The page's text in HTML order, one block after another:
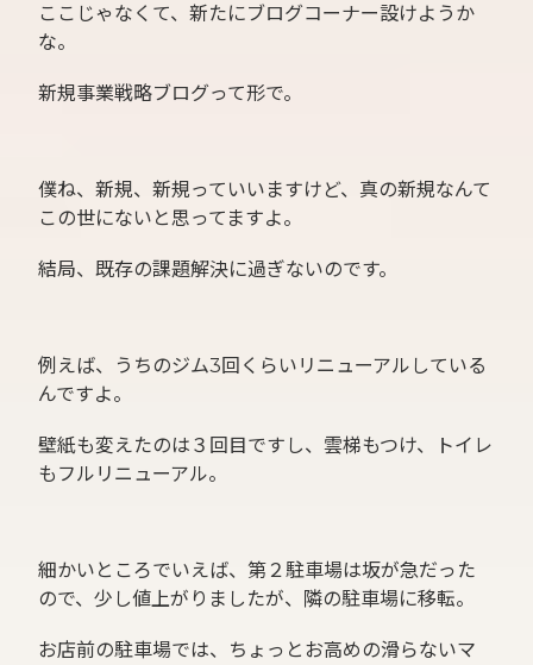
ここじゃなくて、新たにブログコーナー設けようか
な。
新規事業戦略ブログって形で。
僕ね、新規、新規っていいますけど、真の新規なんて
この世にないと思ってますよ。
結局、既存の課題解決に過ぎないのです。
例えば、うちのジム3回くらいリニューアルしている
んですよ。
壁紙も変えたのは３回目ですし、雲梯もつけ、トイレ
もフルリニューアル。
細かいところでいえば、第２駐車場は坂が急だった
ので、少し値上がりましたが、隣の駐車場に移転。
お店前の駐車場では、ちょっとお高めの滑らないマ